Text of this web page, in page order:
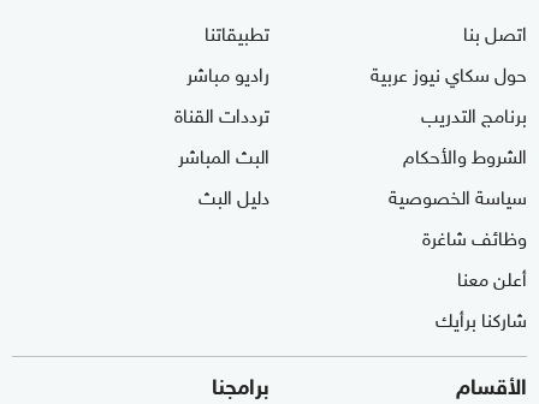
اتصل بنا
حول سكاي نيوز عربية
برنامج التدريب
الشروط والأحكام
سياسة الخصوصية
وظائف شاغرة
أعلن معنا
شاركنا برأيك
تطبيقاتنا
راديو مباشر
ترددات القناة
البث المباشر
دليل البث
الأقسام برامجنا